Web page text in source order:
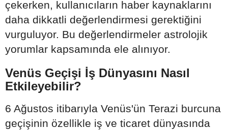
çekerken, kullanıcıların haber kaynaklarını
daha dikkatli değerlendirmesi gerektiğini
vurguluyor. Bu değerlendirmeler astrolojik
yorumlar kapsamında ele alınıyor.
Venüs Geçişi İş Dünyasını Nasıl
Etkileyebilir?
6 Ağustos itibarıyla Venüs'ün Terazi burcuna
geçişinin özellikle iş ve ticaret dünyasında